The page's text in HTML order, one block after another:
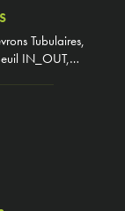
Tubulaires,
IN_OUT,…